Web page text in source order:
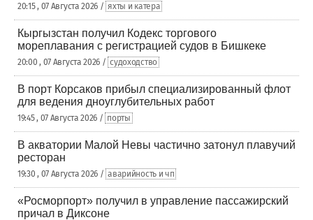
20:15 , 07 Августа 2026 / яхты и катера
Кыргызстан получил Кодекс торгового
мореплавания с регистрацией судов в Бишкеке
20:00 , 07 Августа 2026 / судоходство
В порт Корсаков прибыл специализированный флот
для ведения дноуглубительных работ
19:45 , 07 Августа 2026 / порты
В акватории Малой Невы частично затонул плавучий
ресторан
19:30 , 07 Августа 2026 / аварийность и чп
«Росморпорт» получил в управление пассажирский
причал в Диксоне